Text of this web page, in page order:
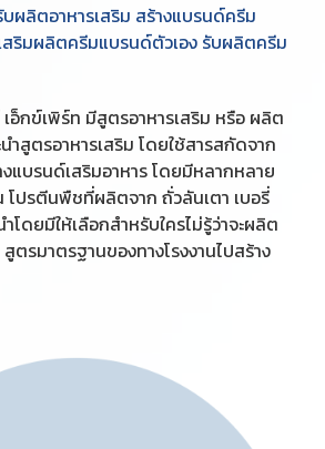
ผลิตอาหารเสริม สร้างแบรนด์ครีม
สริมผลิตครีมแบรนด์ตัวเอง รับผลิตครีม
อ็กข์เพิร์ท มีสูตรอาหารเสริม หรือ ผลิต
ำสูตรอาหารเสริม โดยใช้สารสกัดจาก
แบรนด์เสริมอาหาร โดยมีหลากหลาย
โปรตีนพืชที่ผลิตจาก ถั่วลันเตา เบอรี่
โดยมีให้เลือกสำหรับใครไม่รู้ว่าจะผลิต
สูตรมาตรฐานของทางโรงงานไปสร้าง